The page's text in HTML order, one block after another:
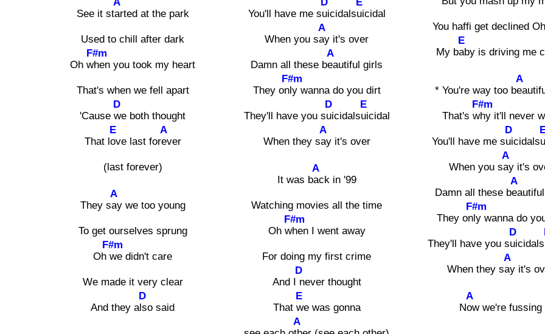
See it started at the park
Used to chill after dark
Oh w
F#m
hen you took my heart
That's when we fell apart
'Cause
D
we both thought
That l
E
ove last for
A
ever
(last forever)
They s
A
ay we too young
To get ourselves sprung
Oh
F#m
we didn't care
We made it very clear
And they a
D
lso said
You'll have me suicidalsuicidal
When you s
A
ay it's over
Damn all these b
A
eautiful girls
They on
F#m
ly wanna do you dirt
They'll have you s
D
uicidals
E
uicidal
When they s
A
ay it's over
It was b
A
ack in '99
Watching movies all the time
Oh w
F#m
hen I went away
For doing my first crime
And I
D
never thought
That
E
we was gonna
A
You haffi get declined
My b
E
aby is driving me
* You're way too b
A
That's w
F#m
hy it'll never
You'll have me s
D
uicidals
When you s
A
ay it's
Damn all these b
A
They on
F#m
ly wanna do
They'll have you s
D
uicidals
When they s
A
ay it's
N
A
ow we're fussing